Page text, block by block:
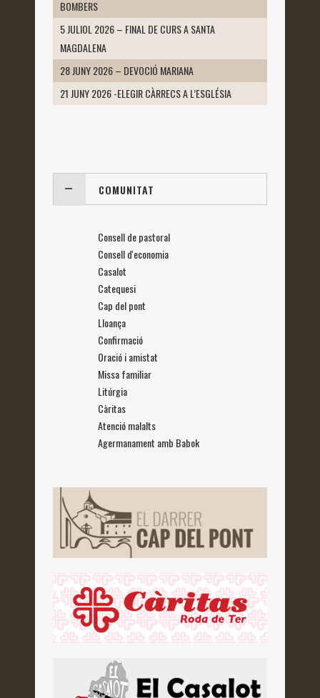
BOMBERS
5 JULIOL 2026 – FINAL DE CURS A SANTA
MAGDALENA
28 JUNY 2026 – DEVOCIÓ MARIANA
21 JUNY 2026 -ELEGIR CÀRRECS A L’ESGLÉSIA
COMUNITAT
Consell de pastoral
Consell d'economia
Casalot
Catequesi
Cap del pont
Lloança
Confirmació
Oració i amistat
Missa familiar
Litúrgia
Càritas
Atenció malalts
Agermanament amb Babok